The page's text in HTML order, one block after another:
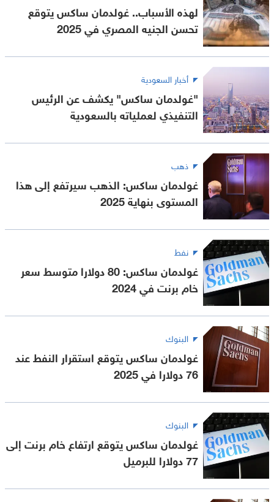
لهذه الأسباب.. غولدمان ساكس يتوقع
تحسن الجنيه المصري في 2025
أخبار السعودية
"غولدمان ساكس" يكشف عن الرئيس
التنفيذي لعملياته بالسعودية
ذهب
غولدمان ساكس: الذهب سيرتفع إلى هذا
المستوى بنهاية 2025
نفط
غولدمان ساكس: 80 دولارا متوسط سعر
خام برنت في 2024
البنوك
غولدمان ساكس يتوقع استقرار النفط عند
76 دولارا في 2025
البنوك
غولدمان ساكس يتوقع ارتفاع خام برنت إلى
77 دولارا للبرميل